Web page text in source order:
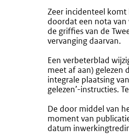
Zeer incidenteel
doordat een nota
de griffies van de
vervanging daarvan.
Een verbeterblad
meet af aan) gelezen
integrale plaatsing
gelezen’-instructies.
De door middel van
moment van
datum